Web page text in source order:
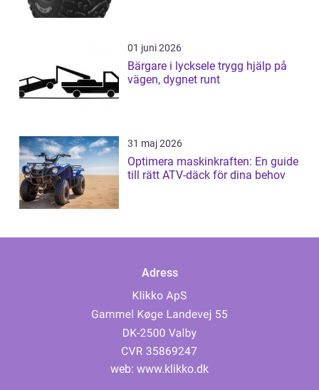
01 juni 2026
Bärgare i lycksele trygg hjälp på
vägen, dygnet runt
31 maj 2026
Optimera maskinkraften: En guide
till rätt ATV-däck för dina behov
Adress
web: www.klikko.dk